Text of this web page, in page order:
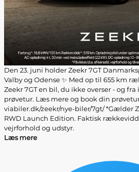
Den 23. juni holder Zeekr 7GT
Valby og Odense ✨ Med op til 655 km
Zeekr 7GT en bil, du ikke overser - og
prøvetur. Læs mere og book din
viabiler.dk/zeekr/nye-biler/7gt/ *Gælder
RWD Launch Edition. Faktisk
vejrforhold og udstyr.
Læs mere